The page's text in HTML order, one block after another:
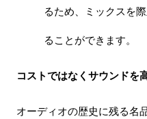
るため、ミックスを
ることができます。
コストではなくサウンドを
オーディオの歴史に残る名